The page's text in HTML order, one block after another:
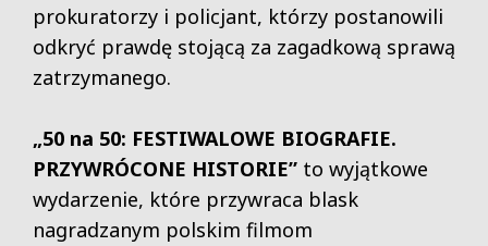
prokuratorzy i policjant, którzy postanowili
odkryć prawdę stojącą za zagadkową sprawą
zatrzymanego.
„50 na 50: FESTIWALOWE BIOGRAFIE.
PRZYWRÓCONE HISTORIE” to wyjątkowe
wydarzenie, które przywraca blask
nagradzanym polskim filmom